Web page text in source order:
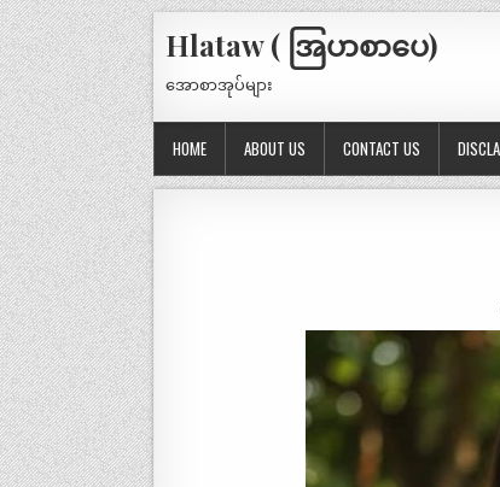
Hlataw ( အြပာစာပေ)
အောစာအုပ်များ
HOME ABOUT US CONTACT US